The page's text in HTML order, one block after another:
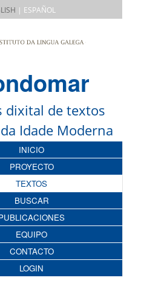
| ESPAÑOL
dixital de textos
Idade Moderna
INICIO
PROYECTO
TEXTOS
BUSCAR
EQUIPO
CONTACTO
LOGIN